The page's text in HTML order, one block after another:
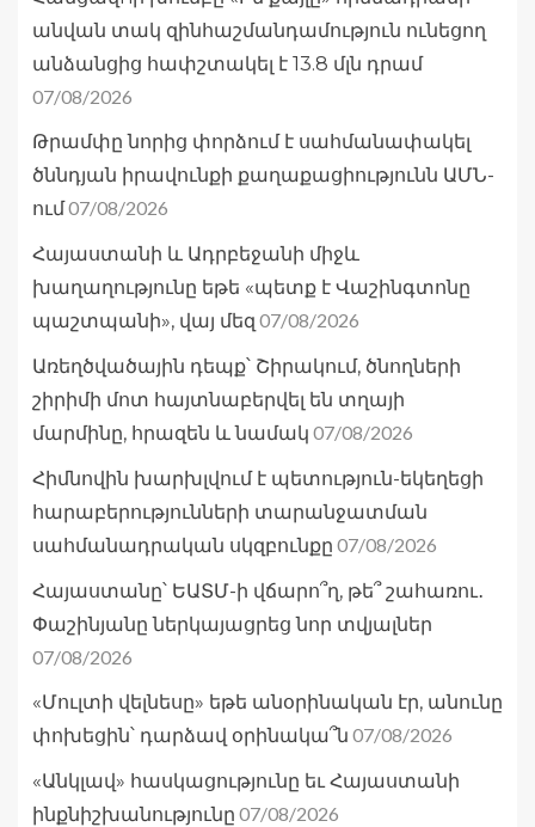
անվան տակ զինհաշմանդամություն ունեցող
անձանցից հափշտակել է 13.8 մլն դրամ
07/08/2026
Թրամփը նորից փորձում է սահմանափակել
ծննդյան իրավունքի քաղաքացիությունն ԱՄՆ-
ում07/08/2026
Հայաստանի և Ադրբեջանի միջև
խաղաղությունը եթե «պետք է Վաշինգտոնը
պաշտպանի», վայ մեզ 07/08/2026
Առեղծվածային դեպք՝ Շիրակում, ծնողների
շիրիմի մոտ հայտնաբերվել են տղայի
մարմինը, հրազեն և նամակ 07/08/2026
Հիմնովին խարխլվում է պետություն-եկեղեցի
հարաբերությունների տարանջատման
սահմանադրական սկզբունքը 07/08/2026
Հայաստանը՝ ԵԱՏՄ-ի վճարո՞ղ, թե՞ շահառու․
Փաշինյանը ներկայացրեց նոր տվյալներ
07/08/2026
«Մուլտի վելնեսը» եթե անօրինական էր, անունը
փոխեցին՝ դարձավ օրինակա՞ն 07/08/2026
«Անկլավ» հասկացությունը եւ Հայաստանի
ինքնիշխանությունը 07/08/2026